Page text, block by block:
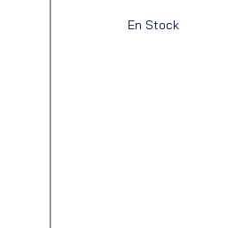
En Stock